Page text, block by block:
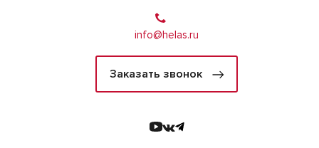
info@helas.ru
Заказать звонок